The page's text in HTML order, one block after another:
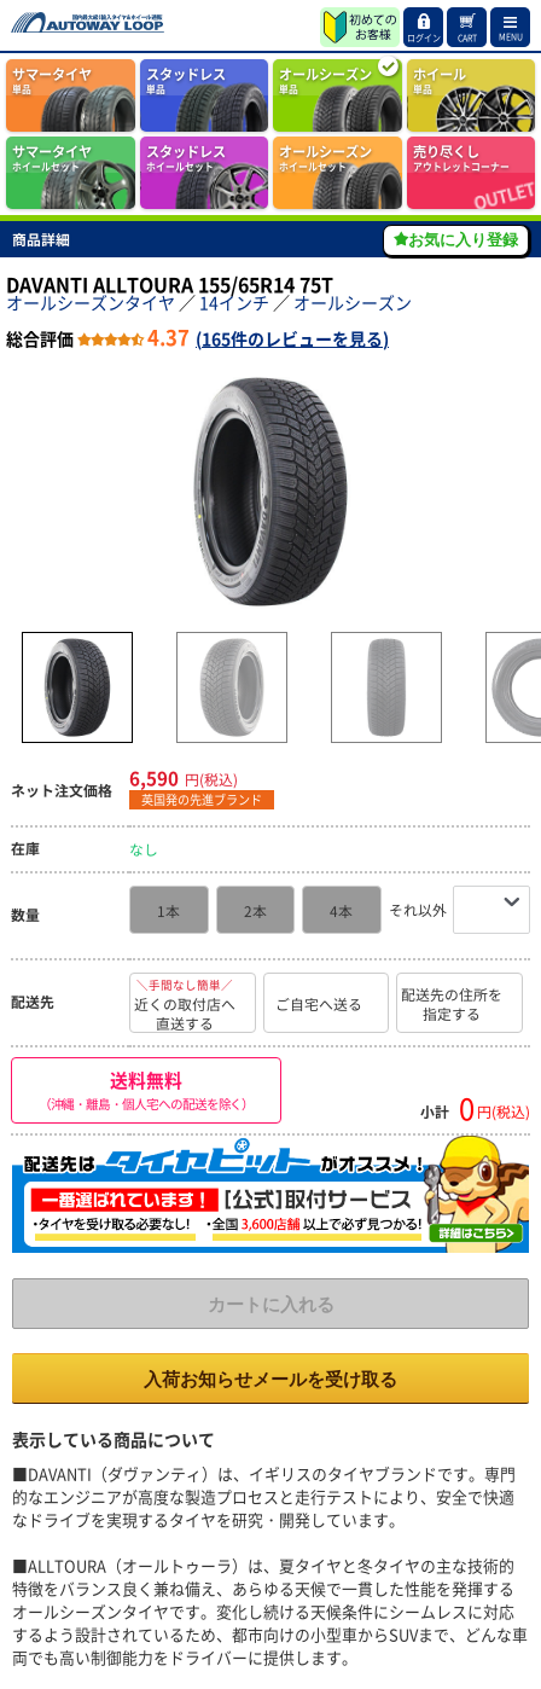
ログイン CART MENU
サマータイヤ
単品
スタッドレス
単品
オールシーズン
単品
ホイール
単品
サマータイヤ
ホイールセット
スタッドレス
ホイールセット
オールシーズン
ホイールセット
売り尽くし
アウトレットコーナー
商品詳細 お気に入り登録
DAVANTI ALLTOURA 155/65R14 75T
オールシーズンタイヤ ／ 14インチ ／ オールシーズン
総合評価
4.37 (165件のレビューを見る)
ネット注文価格 6,590 円(税込)
英国発の先進ブランド
在庫 なし
数量 1本 2本 4本 それ以外
配送先
＼手間なし簡単／
近くの取付店へ
直送する
ご自宅へ送る
配送先の住所を
指定する
送料無料
（沖縄・離島・個人宅への配送を除く） 小計 0 円(税込)
カートに入れる
入荷お知らせメールを受け取る
表示している商品について
■DAVANTI（ダヴァンティ）は、イギリスのタイヤブランドです。専門
的なエンジニアが高度な製造プロセスと走行テストにより、安全で快適
なドライブを実現するタイヤを研究・開発しています。
■ALLTOURA（オールトゥーラ）は、夏タイヤと冬タイヤの主な技術的
特徴をバランス良く兼ね備え、あらゆる天候で一貫した性能を発揮する
オールシーズンタイヤです。変化し続ける天候条件にシームレスに対応
するよう設計されているため、都市向けの小型車からSUVまで、どんな車
両でも高い制御能力をドライバーに提供します。